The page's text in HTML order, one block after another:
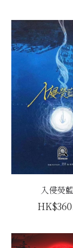
入侵熒